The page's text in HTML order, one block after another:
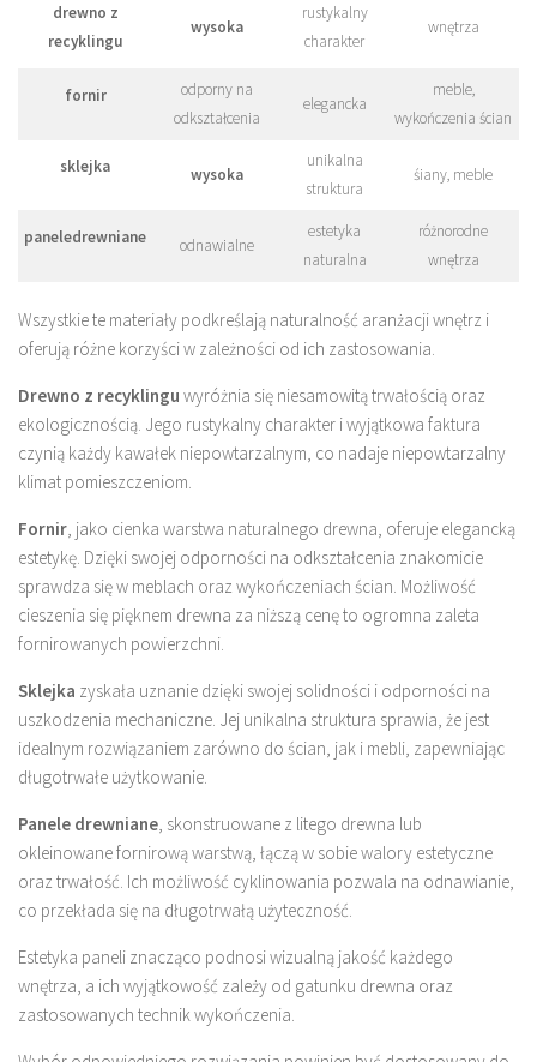
drewno z
recyklingu
wysoka
rustykalny
charakter
wnętrza
fornir
odporny na
odkształcenia
elegancka
meble,
wykończenia ścian
sklejka wysoka
unikalna
struktura
śiany, meble
paneledrewniane odnawialne
estetyka
naturalna
różnorodne
wnętrza
Wszystkie te materiały podkreślają naturalność aranżacji wnętrz i
oferują różne korzyści w zależności od ich zastosowania.
Drewno z recyklingu wyróżnia się niesamowitą trwałością oraz
ekologicznością. Jego rustykalny charakter i wyjątkowa faktura
czynią każdy kawałek niepowtarzalnym, co nadaje niepowtarzalny
klimat pomieszczeniom.
Fornir , jako cienka warstwa naturalnego drewna, oferuje elegancką
estetykę. Dzięki swojej odporności na odkształcenia znakomicie
sprawdza się w meblach oraz wykończeniach ścian. Możliwość
cieszenia się pięknem drewna za niższą cenę to ogromna zaleta
fornirowanych powierzchni.
Sklejka zyskała uznanie dzięki swojej solidności i odporności na
uszkodzenia mechaniczne. Jej unikalna struktura sprawia, że jest
idealnym rozwiązaniem zarówno do ścian, jak i mebli, zapewniając
długotrwałe użytkowanie.
Panele drewniane , skonstruowane z litego drewna lub
okleinowane fornirową warstwą, łączą w sobie walory estetyczne
oraz trwałość. Ich możliwość cyklinowania pozwala na odnawianie,
co przekłada się na długotrwałą użyteczność.
Estetyka paneli znacząco podnosi wizualną jakość każdego
wnętrza, a ich wyjątkowość zależy od gatunku drewna oraz
zastosowanych technik wykończenia.